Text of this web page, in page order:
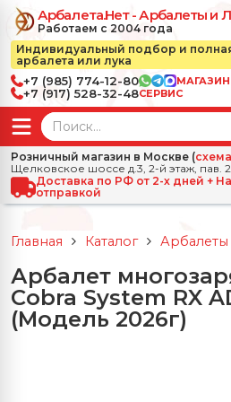
Арбалета.Нет - Арбалеты и
Работаем с 2004 года
Индивидуальный подбор и
арбалета или лука
+7 (985) 774-12-80 МАГАЗИН
+7 (917) 528-32-48СЕРВИС
Розничный магазин в Москве (
Щелковское шоссе д.3, 2-й этаж, пав.
Доставка по РФ от 2-х дней +
отправкой
← Назад
Арбалеты
Арбалеты для отдыха
Блочные арбалеты
✕
луки
боеприпасы
Стрелы, боеприпасы
✕
← Назад
Главная Каталог Арбалеты
Арбалет
Cobra System RX
(Модель 2026г)